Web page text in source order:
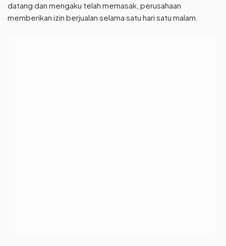
datang dan mengaku telah memasak, perusahaan
memberikan izin berjualan selama satu hari satu malam.